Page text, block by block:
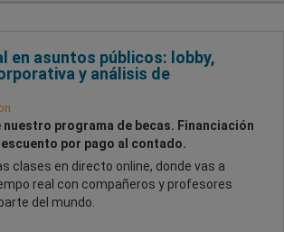
en asuntos públicos: lobby,
y análisis de
nuestro programa de becas. Financiación
por pago al contado.
clases en directo online, donde vas a
real con compañeros y profesores
del mundo.